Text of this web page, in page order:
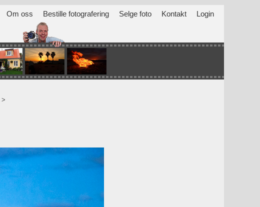
Om oss Bestille fotografering Selge foto Kontakt Login